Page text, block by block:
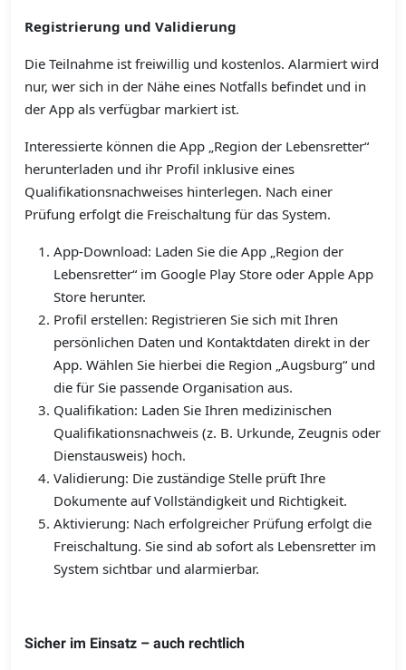
Registrierung und Validierung
Die Teilnahme ist freiwillig und kostenlos. Alarmiert wird
nur, wer sich in der Nähe eines Notfalls befindet und in
der App als verfügbar markiert ist.
Interessierte können die App „Region der Lebensretter“
herunterladen und ihr Profil inklusive eines
Qualifikationsnachweises hinterlegen. Nach einer
Prüfung erfolgt die Freischaltung für das System.
App-Download: Laden Sie die App „Region der
Lebensretter“ im Google Play Store oder Apple App
Store herunter.
Profil erstellen: Registrieren Sie sich mit Ihren
persönlichen Daten und Kontaktdaten direkt in der
App. Wählen Sie hierbei die Region „Augsburg“ und
die für Sie passende Organisation aus.
Qualifikation: Laden Sie Ihren medizinischen
Qualifikationsnachweis (z. B. Urkunde, Zeugnis oder
Dienstausweis) hoch.
Validierung: Die zuständige Stelle prüft Ihre
Dokumente auf Vollständigkeit und Richtigkeit.
Aktivierung: Nach erfolgreicher Prüfung erfolgt die
Freischaltung. Sie sind ab sofort als Lebensretter im
System sichtbar und alarmierbar.
Sicher im Einsatz – auch rechtlich